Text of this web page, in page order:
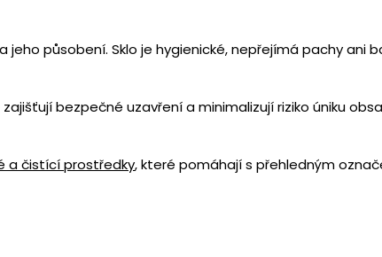
působení. Sklo je hygienické, nepřejímá pachy ani
bezpečné uzavření a minimalizují riziko úniku
a čistící prostředky, které pomáhají s přehledným